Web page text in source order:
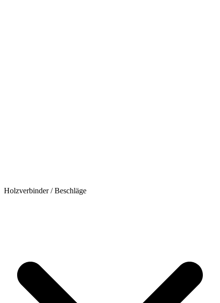
Holzverbinder / Beschläge